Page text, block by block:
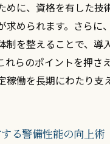
めに、資格を有した技
求められます。さらに
制を整えることで、導
れらのポイントを押さ
稼働を長期にわたり支
る警備性能の向上術